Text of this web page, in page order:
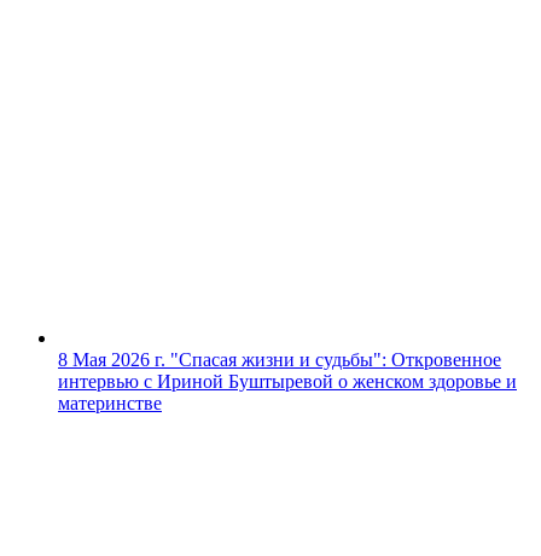
8 Мая 2026 г. "Спасая жизни и судьбы": Откровенное
интервью с Ириной Буштыревой о женском здоровье и
материнстве